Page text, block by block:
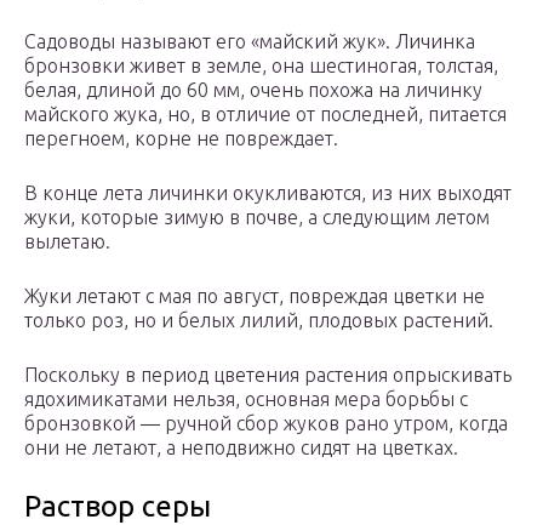
Садоводы называют его «майский жук». Личинка
бронзовки живет в земле, она шестиногая, толстая,
белая, длиной до 60 мм, очень похожа на личинку
майского жука, но, в отличие от последней, питается
перегноем, корне не повреждает.
В конце лета личинки окукливаются, из них выходят
жуки, которые зимую в почве, а следующим летом
вылетаю.
Жуки летают с мая по август, повреждая цветки не
только роз, но и белых лилий, плодовых растений.
Поскольку в период цветения растения опрыскивать
ядохимикатами нельзя, основная мера борьбы с
бронзовкой — ручной сбор жуков рано утром, когда
они не летают, а неподвижно сидят на цветках.
Раствор серы